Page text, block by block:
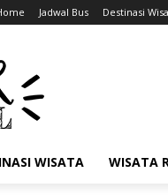
Jadwal Bus Destinasi
WISATA WISATA